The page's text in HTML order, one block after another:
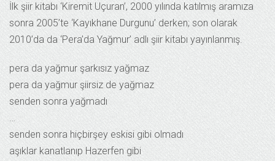
İlk şiir kitabı ‘Kiremit Uçuran’, 2000 yılında katılmış aramıza
sonra 2005’te ‘Kayıkhane Durgunu’ derken; son olarak
2010’da da ‘Pera’da Yağmur’ adlı şiir kitabı yayınlanmış.
pera da yağmur şarkısız yağmaz
pera da yağmur şiirsiz de yağmaz
senden sonra yağmadı
…
senden sonra hiçbirşey eskisi gibi olmadı
aşıklar kanatlanıp Hazerfen gibi